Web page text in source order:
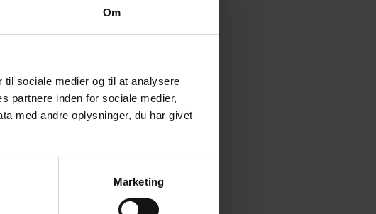
Om
sociale medier og til at analysere
partnere inden for sociale medier,
med andre oplysninger, du har givet
Marketing